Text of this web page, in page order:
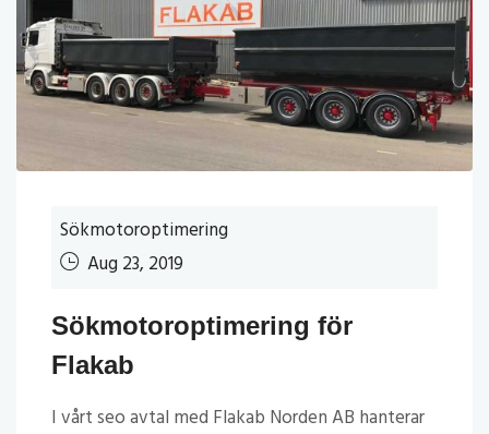
Sökmotoroptimering
Aug 23, 2019
Sökmotoroptimering för
Flakab
I vårt seo avtal med Flakab Norden AB hanterar